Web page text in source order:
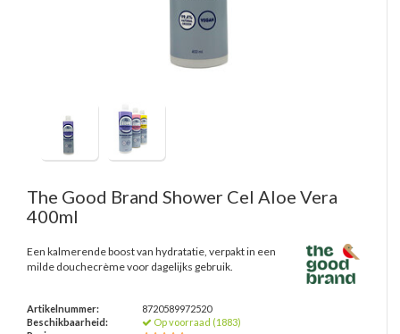
The Good Brand Shower Cel Aloe Vera
400ml
Een kalmerende boost van hydratatie, verpakt in een
milde douchecrème voor dagelijks gebruik.
Artikelnummer:
8720589972520
Beschikbaarheid:
Op voorraad (1883)